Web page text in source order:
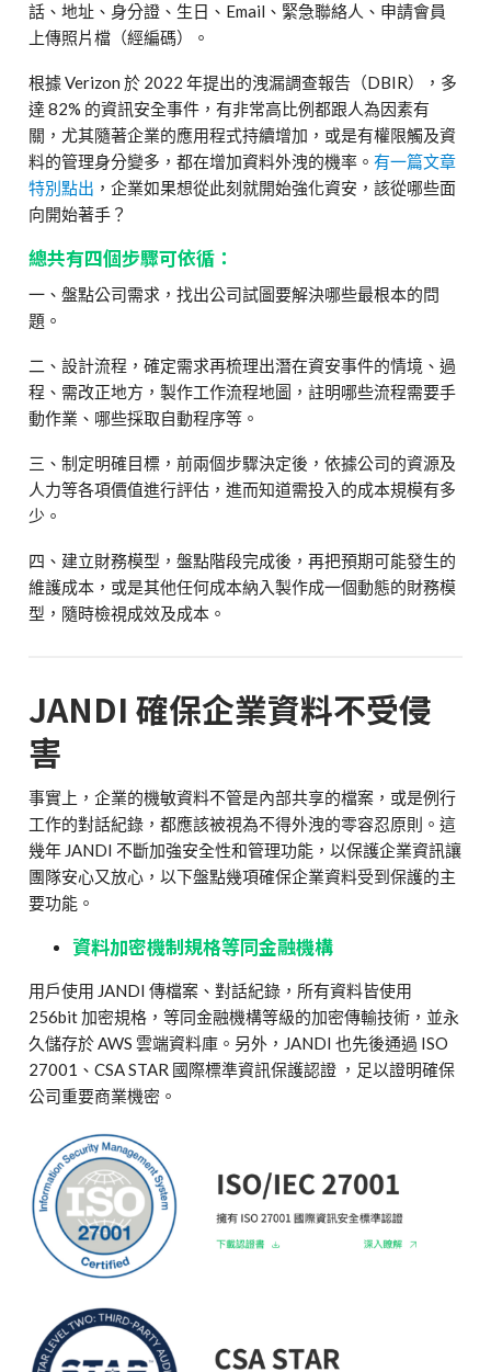
話、地址、身分證、生日、 Email 、緊急聯絡人、申請會員
上傳照片檔（經編碼）。
根據Verizon於 2022年提出的洩漏調查報告（DBIR），多
達82% 的資訊安全事件，有非常高比例都跟人為因素有
關，尤其隨著企業的應用程式持續增加，或是有權限觸及資
料的管理身分變多，都在增加資料外洩的機率。有一篇文章
特別點出 ，企業如果想從此刻就開始強化資安，該從哪些面
向開始著手？
總共有四個步驟可依循：
一、盤點公司需求，找出公司試圖要解決哪些最根本的問
題。
二、設計流程，確定需求再梳理出潛在資安事件的情境、過
程、需改正地方，製作工作流程地圖，註明哪些流程需要手
動作業、哪些採取自動程序等。
三、制定明確目標，前兩個步驟決定後，依據公司的資源及
人力等各項價值進行評估，進而知道需投入的成本規模有多
少。
四、建立財務模型，盤點階段完成後，再把預期可能發生的
維護成本，或是其他任何成本納入製作成一個動態的財務模
型，隨時檢視成效及成本。
JANDI確保企業資料不受侵
害
事實上，企業的機敏資料不管是內部共享的檔案，或是例行
工作的對話紀錄，都應該被視為不得外洩的零容忍原則。這
幾年 JANDI不斷加強安全性和管理功能，以保護企業資訊讓
團隊安心又放心，以下盤點幾項確保企業資料受到保護的主
要功能。
資料加密機制規格等同金融機構
用戶使用 JANDI傳檔案、對話紀錄，所有資料皆使用
256bit加密規格，等同金融機構等級的加密傳輸技術，並永
久儲存於 AWS 雲端資料庫。另外， JANDI也先後通過 ISO
27001 、CSA STAR 國際標準資訊保護認證 ，足以證明確保
公司重要商業機密。